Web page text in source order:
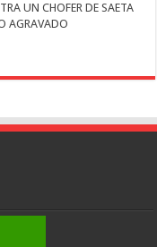
UN CHOFER DE SAETA
AGRAVADO